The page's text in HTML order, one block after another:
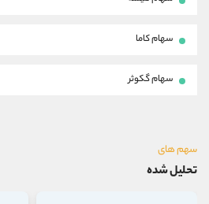
سهام کاما
سهام گکوثر
سهم های
تحلیل شده